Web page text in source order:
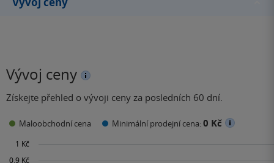
Vývoj ceny
Získejte přehled o vývoji ceny za posledních 60 dní.
Maloobchodní cena Minimální prodejní cena:0 Kč